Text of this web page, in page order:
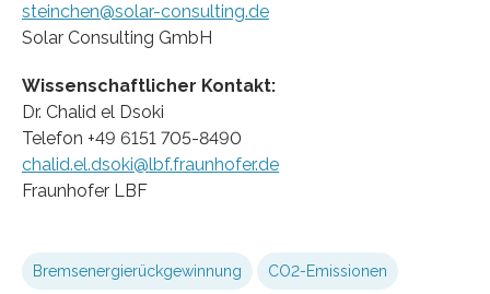
steinchen@solar-consulting.de
Solar Consulting GmbH
Wissenschaftlicher Kontakt:
Dr. Chalid el Dsoki
Telefon +49 6151 705-8490
chalid.el.dsoki@lbf.fraunhofer.de
Fraunhofer LBF
Bremsenergierückgewinnung CO2-Emissionen